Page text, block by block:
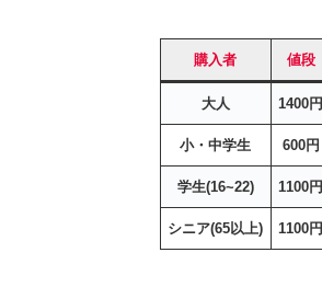
購入者 値段
大人 1400円
小・中学生 600円
学生(16~22) 1100円
シニア(65以上) 1100円